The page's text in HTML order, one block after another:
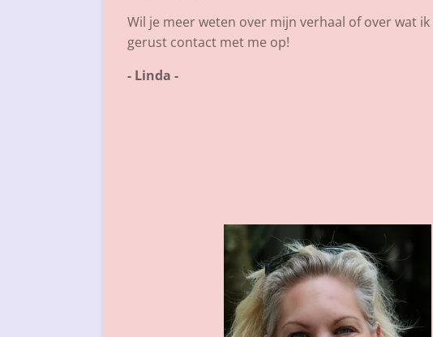
Wil je meer weten over mijn verhaal of over wat
gerust contact met me op!
- Linda -